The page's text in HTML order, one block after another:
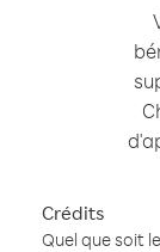
Crédits
Quel que soit